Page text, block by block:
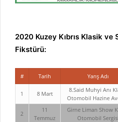
2020 Kuzey Kıbrıs Klasik ve
Fikstürü:
# Tarih Yarış Adı
1 8 Mart
8.Said Muhyi Anı
Otomobil Hazine
2
11
Temmuz
Girne Liman Show
Otomobil Sergisi